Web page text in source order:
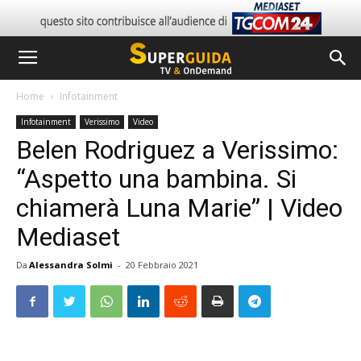
Home Infotainment
Infotainment Verissimo Video
Belen Rodriguez a Verissimo:
“Aspetto una bambina. Si
chiamerà Luna Marie” | Video
Mediaset
Da Alessandra Solmi - 20 Febbraio 2021